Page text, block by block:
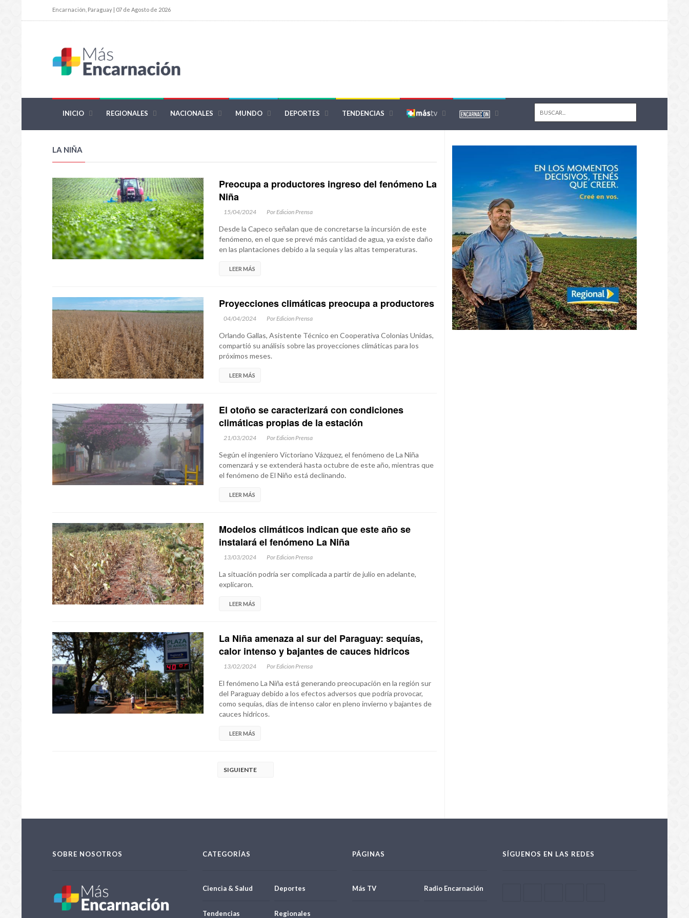
Encarnación, Paraguay | 07 de Agosto de 2026
INICIO REGIONALES NACIONALES MUNDO DEPORTES TENDENCIAS
LA NIÑA
Preocupa a productores ingreso del fenómeno La
Niña
15/04/2024 Por Edicion Prensa
Desde la Capeco señalan que de concretarse la incursión de este
fenómeno, en el que se prevé más cantidad de agua, ya existe daño
en las plantaciones debido a la sequía y las altas temperaturas.
LEER MÁS
Proyecciones climáticas preocupa a productores
04/04/2024 Por Edicion Prensa
Orlando Gallas, Asistente Técnico en Cooperativa Colonias Unidas,
compartió su análisis sobre las proyecciones climáticas para los
próximos meses.
LEER MÁS
El otoño se caracterizará con condiciones
climáticas propias de la estación
21/03/2024 Por Edicion Prensa
Según el ingeniero Victoriano Vázquez, el fenómeno de La Niña
comenzará y se extenderá hasta octubre de este año, mientras que
el fenómeno de El Niño está declinando.
LEER MÁS
Modelos climáticos indican que este año se
instalará el fenómeno La Niña
13/03/2024 Por Edicion Prensa
La situación podría ser complicada a partir de julio en adelante,
explicaron.
LEER MÁS
La Niña amenaza al sur del Paraguay: sequías,
calor intenso y bajantes de cauces hidricos
13/02/2024 Por Edicion Prensa
El fenómeno La Niña está generando preocupación en la región sur
del Paraguay debido a los efectos adversos que podría provocar,
como sequías, días de intenso calor en pleno invierno y bajantes de
cauces hidricos.
LEER MÁS
SIGUIENTE
SOBRE NOSOTROS CATEGORÍAS
Ciencia & Salud Deportes
Tendencias Regionales
PÁGINAS
Más TV Radio Encarnación
SÍGUENOS EN LAS REDES